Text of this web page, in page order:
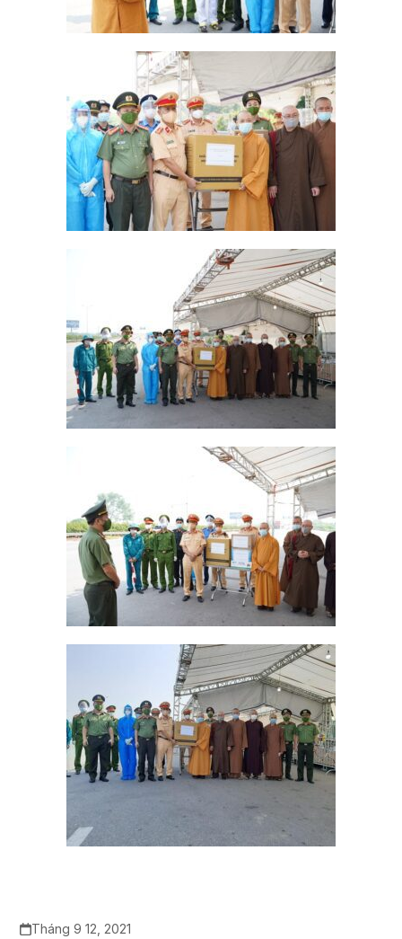
Tháng 9 12, 2021